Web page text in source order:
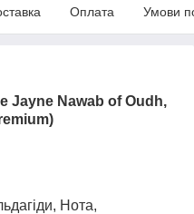
Оплата Умови
Jayne Nawab of Oudh,
Альдагіди, Нота,